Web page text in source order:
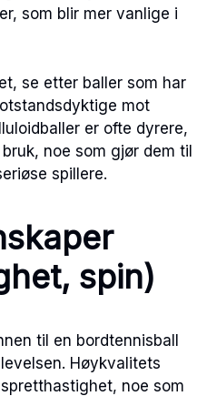
som blir mer vanlige i
se etter baller som har
mot
er ofte dyrere,
noe som gjør dem til
spillere.
spin)
til en bordtennisball
Høykvalitets
noe som